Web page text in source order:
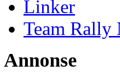
Linker
Team Rally
Annonse